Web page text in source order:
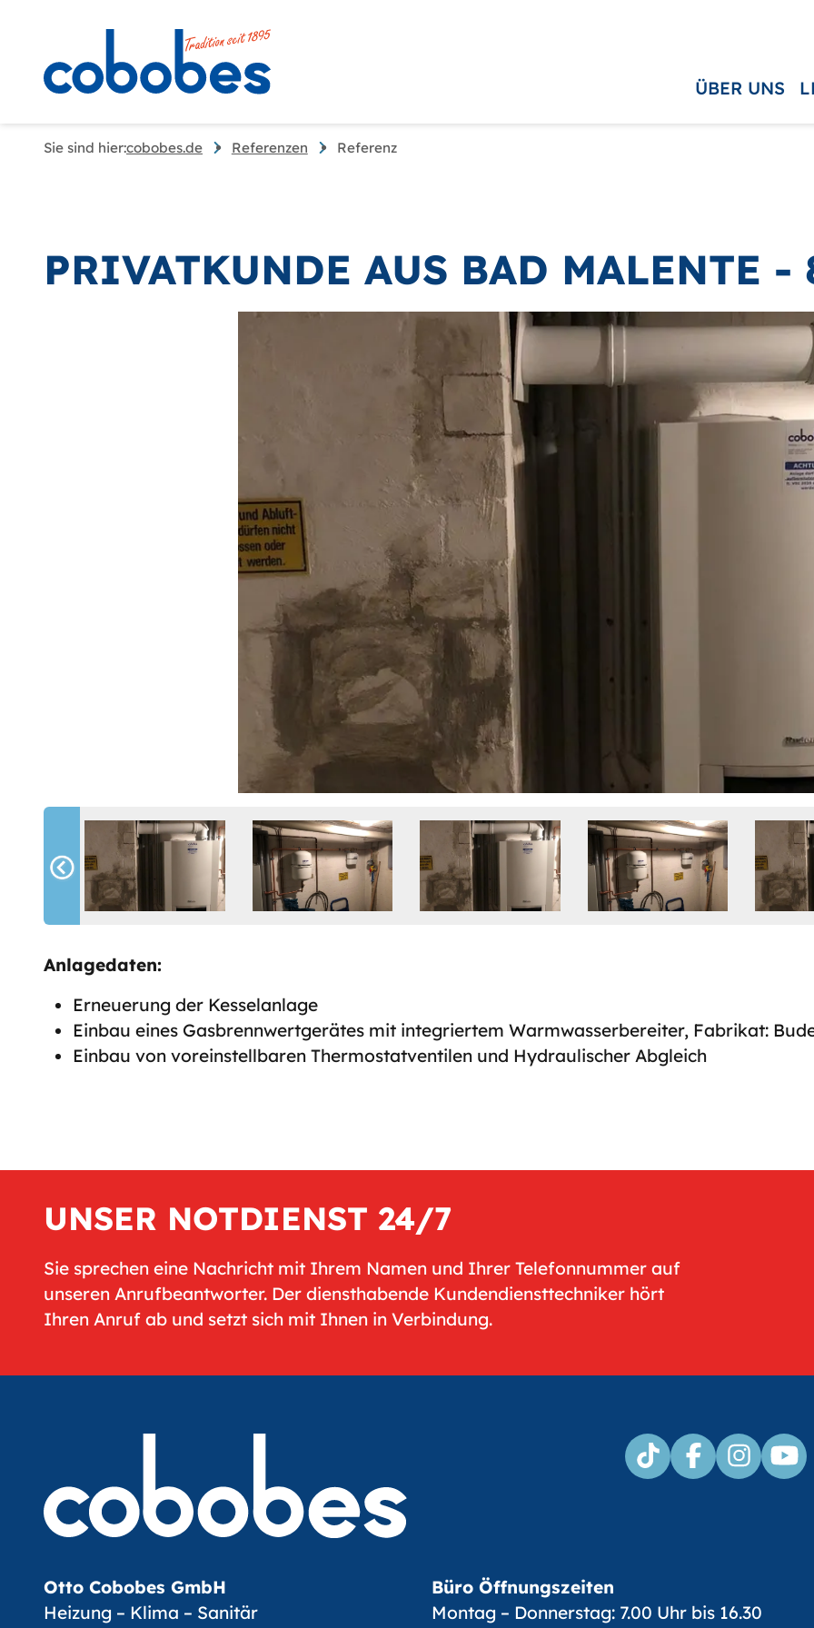
ÜBER UNS
Sie sind hier:cobobes.de Referenzen Referenz
PRIVATKUNDE AUS BAD MALENTE -
Anlagedaten:
Erneuerung der Kesselanlage
Einbau eines Gasbrennwertgerätes mit integriertem Warmwasserbereiter, Fabrikat:
Einbau von voreinstellbaren Thermostatventilen und Hydraulischer Abgleich
UNSER NOTDIENST 24/7
Sie sprechen eine Nachricht mit Ihrem Namen und Ihrer Telefonnummer auf
unseren Anrufbeantworter. Der diensthabende Kundendiensttechniker hört
Ihren Anruf ab und setzt sich mit Ihnen in Verbindung.
Otto Cobobes GmbH
Heizung – Klima – Sanitär
Büro Öffnungszeiten
Montag – Donnerstag: 7.00 Uhr bis 16.30